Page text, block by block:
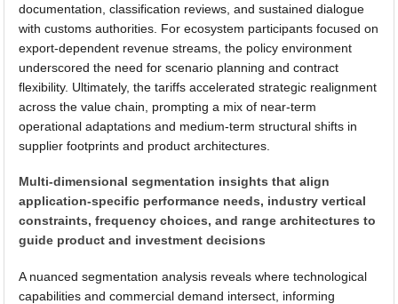
documentation, classification reviews, and sustained dialogue
with customs authorities. For ecosystem participants focused on
export-dependent revenue streams, the policy environment
underscored the need for scenario planning and contract
flexibility. Ultimately, the tariffs accelerated strategic realignment
across the value chain, prompting a mix of near-term
operational adaptations and medium-term structural shifts in
supplier footprints and product architectures.
Multi-dimensional segmentation insights that align
application-specific performance needs, industry vertical
constraints, frequency choices, and range architectures to
guide product and investment decisions
A nuanced segmentation analysis reveals where technological
capabilities and commercial demand intersect, informing